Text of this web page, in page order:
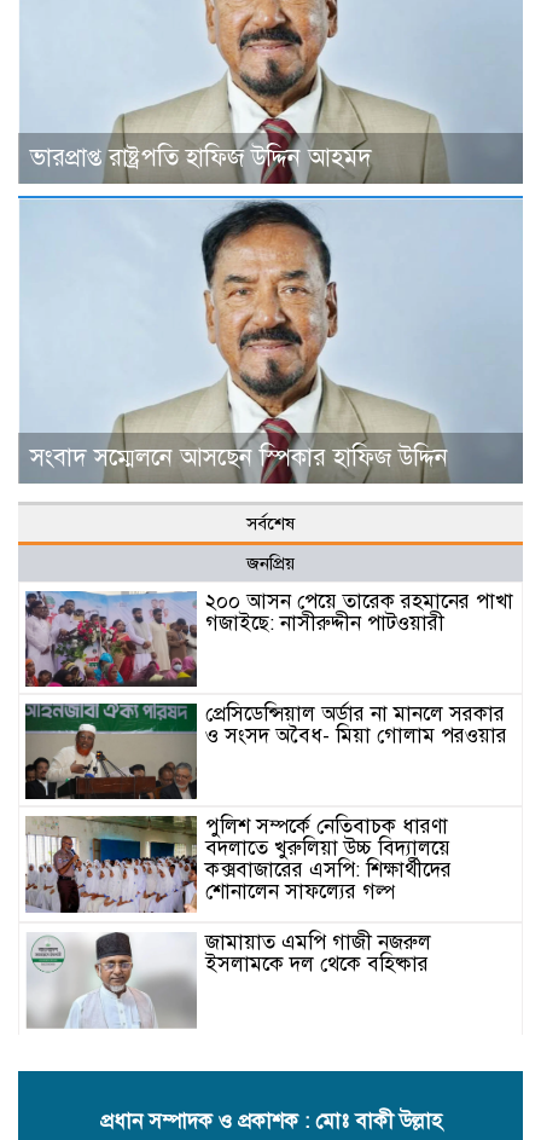
ভারপ্রাপ্ত রাষ্ট্রপতি হাফিজ উদ্দিন আহমদ
সংবাদ সম্মেলনে আসছেন স্পিকার হাফিজ উদ্দিন
সর্বশেষ
জনপ্রিয়
২০০ আসন পেয়ে তারেক রহমানের পাখা
গজাইছে: নাসীরুদ্দীন পাটওয়ারী
প্রেসিডেন্সিয়াল অর্ডার না মানলে সরকার
ও সংসদ অবৈধ- মিয়া গোলাম পরওয়ার
পুলিশ সম্পর্কে নেতিবাচক ধারণা
বদলাতে খুরুলিয়া উচ্চ বিদ্যালয়ে
কক্সবাজারের এসপি: শিক্ষার্থীদের
শোনালেন সাফল্যের গল্প
জামায়াত এমপি গাজী নজরুল
ইসলামকে দল থেকে বহিষ্কার
বন্যায় নিহত বশির আহমদের পরিবারকে
প্রধান সম্পাদক ও প্রকাশক : মোঃ বাকী উল্লাহ